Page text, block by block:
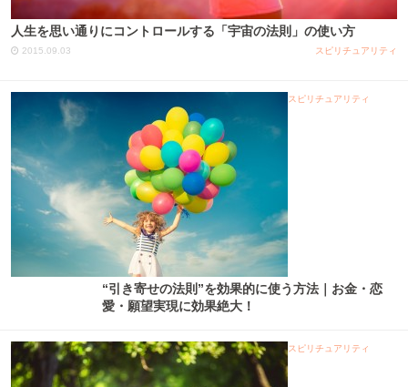
人生を思い通りにコントロールする「宇宙の法則」の使い方
2015.09.03 スピリチュアリティ
スピリチュアリティ
“引き寄せの法則”を効果的に使う方法｜お金・恋
愛・願望実現に効果絶大！
スピリチュアリティ